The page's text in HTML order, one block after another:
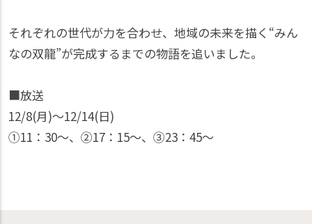
それぞれの世代が力を合わせ、地域の未来を描く“みん
なの双龍”が完成するまでの物語を追いました。
■放送
12/8(月)〜12/14(日)
①11：30〜、②17：15〜、③23：45〜